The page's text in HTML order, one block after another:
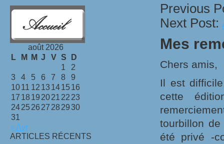
Previous
Next Post:
Mes
Chers amis,
Il est
cette
tourbillon
été privé -
août 2026
L
M M J V S
D
1
2
3
4 5 6 7 8
9
1011 12 13141516
17 1819 2021 22 23
242526 27 282930
31
« Avr
ARTICLES RÉCENTS